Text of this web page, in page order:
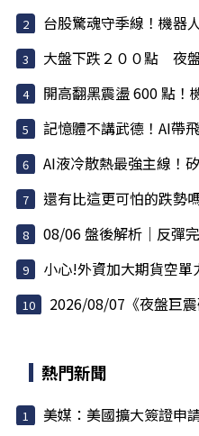
台股驚魂守季線！機器
大盤下跌２００點 夜
開高翻黑震盪 600 點！
記憶體不講武德！AI帶
AI液冷散熱最強主線！
還有比這更可怕的跌勢
08/06 盤後解析｜反彈
小心!外資加大期貨空單
2026/08/07《夜盤巨
熱門新聞
美媒：美國擴大簽證